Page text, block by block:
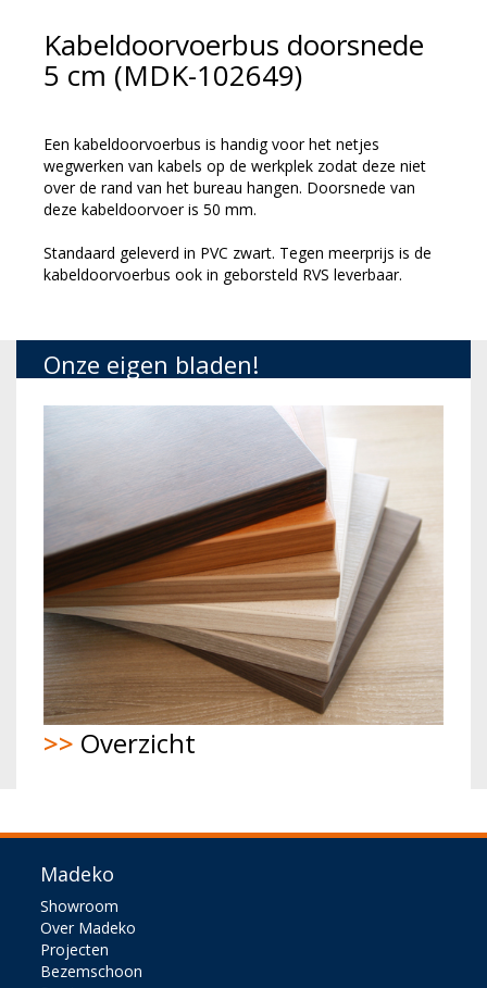
Kabeldoorvoerbus doorsnede
5 cm (MDK-102649)
Een kabeldoorvoerbus is handig voor het netjes
wegwerken van kabels op de werkplek zodat deze niet
over de rand van het bureau hangen. Doorsnede van
deze kabeldoorvoer is 50 mm.
Standaard geleverd in PVC zwart. Tegen meerprijs is de
kabeldoorvoerbus ook in geborsteld RVS leverbaar.
Onze eigen bladen!
>> Overzicht
Madeko
Showroom
Over Madeko
Projecten
Bezemschoon